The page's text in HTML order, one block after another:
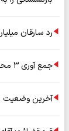
رد سارقان
جمع آوری ۳ محصول سلامت‌محور از بازار/ اسامی
آخرین وضعیت